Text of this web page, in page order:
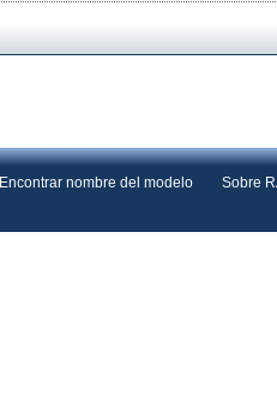
Encontrar nombre del modelo Sobre